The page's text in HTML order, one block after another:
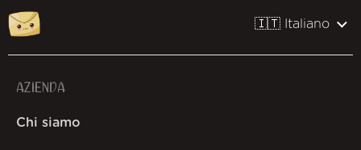
🇮🇹 Italiano
AZIENDA
Chi siamo